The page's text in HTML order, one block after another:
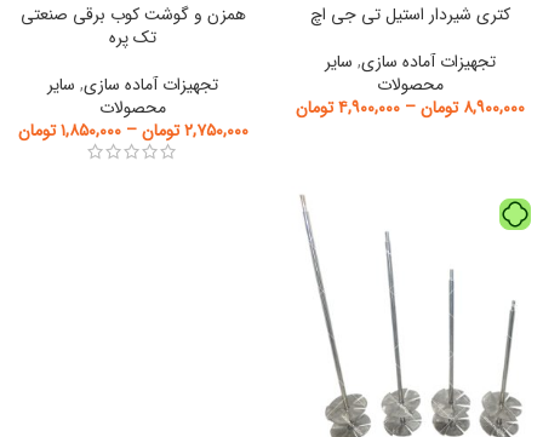
کتری شیردار استیل تی جی اچ
تجهیزات آماده سازی, سایر
محصولات
۸,۹۰۰,۰۰۰ تومان– ۴,۹۰۰,۰۰۰تومان
همزن و گوشت کوب برقی صنعتی
تک پره
تجهیزات آماده سازی, سایر
محصولات
۲,۷۵۰,۰۰۰ تومان – ۱,۸۵۰,۰۰۰ تومان